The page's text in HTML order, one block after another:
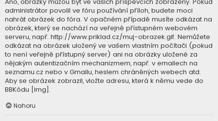
administrátor povolil ve fóru používání příloh, budete moci
nahrát obrázek do fóra. V opačném případě musíte odkázat na
obrázek, který se nachází na veřejně přístupném webovém
serveru, např. http://www.priklad.cz/muj-obrazek.gif. Nemůžete
odkázat na obrázek uložený ve vašem vlastním počítači (pokud
to není veřejně přístupný server) ani na obrázky uložené za
nějakým autentizačním mechanizmem, např. v emailech na
seznamu.cz nebo v Gmailu, heslem chráněných webech atd.
Aby se obrázek zobrazil, vložte adresu, která k němu vede do
BBKódu [img].
Nahoru